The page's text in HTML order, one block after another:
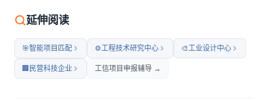
微信扫码打开本文
延伸阅读
🎯智能项目匹配 ⚙️工程技术研究中心 🎨工业设计中心
🏢 民营科技企业 工信项目申报辅导 →